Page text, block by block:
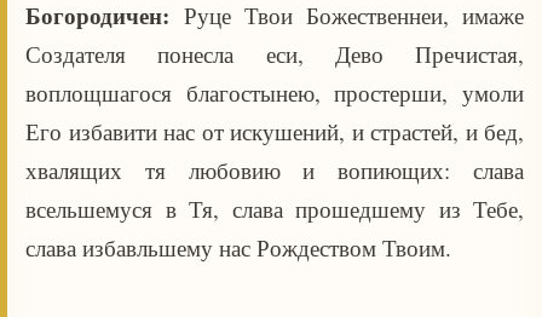
Богородичен: Руце Твои Божественнеи, имаже
Создателя понесла еси, Дево Пречистая,
воплощшагося благостынею, простерши, умоли
Его избавити нас от искушений, и страстей, и бед,
хвалящих тя любовию и вопиющих: слава
всельшемуся в Тя, слава прошедшему из Тебе,
слава избавльшему нас Рождеством Твоим.